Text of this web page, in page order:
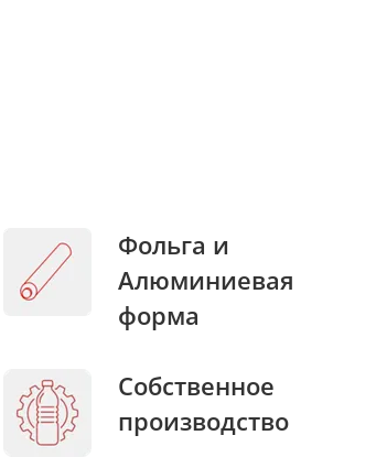
Фольга и
Алюминиевая
форма
Собственное
производство